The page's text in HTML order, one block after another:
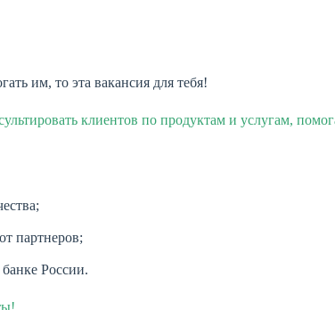
им, то эта вакансия для тебя!
клиентов по продуктам и услугам,
партнеров;
России.